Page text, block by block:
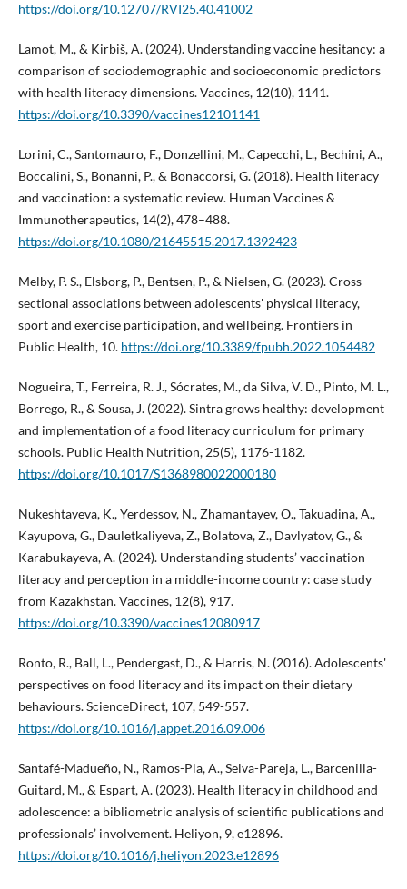
https://doi.org/10.12707/RVI25.40.41002
Lamot, M., & Kirbiš, A. (2024). Understanding vaccine hesitancy: a
comparison of sociodemographic and socioeconomic predictors
with health literacy dimensions. Vaccines, 12(10), 1141.
https://doi.org/10.3390/vaccines12101141
Lorini, C., Santomauro, F., Donzellini, M., Capecchi, L., Bechini, A.,
Boccalini, S., Bonanni, P., & Bonaccorsi, G. (2018). Health literacy
and vaccination: a systematic review. Human Vaccines &
Immunotherapeutics, 14(2), 478–488.
https://doi.org/10.1080/21645515.2017.1392423
Melby, P. S., Elsborg, P., Bentsen, P., & Nielsen, G. (2023). Cross-
sectional associations between adolescents' physical literacy,
sport and exercise participation, and wellbeing. Frontiers in
Public Health, 10. https://doi.org/10.3389/fpubh.2022.1054482
Nogueira, T., Ferreira, R. J., Sócrates, M., da Silva, V. D., Pinto, M. L.,
Borrego, R., & Sousa, J. (2022). Sintra grows healthy: development
and implementation of a food literacy curriculum for primary
schools. Public Health Nutrition, 25(5), 1176-1182.
https://doi.org/10.1017/S1368980022000180
Nukeshtayeva, K., Yerdessov, N., Zhamantayev, O., Takuadina, A.,
Kayupova, G., Dauletkaliyeva, Z., Bolatova, Z., Davlyatov, G., &
Karabukayeva, A. (2024). Understanding students’ vaccination
literacy and perception in a middle-income country: case study
from Kazakhstan. Vaccines, 12(8), 917.
https://doi.org/10.3390/vaccines12080917
Ronto, R., Ball, L., Pendergast, D., & Harris, N. (2016). Adolescents'
perspectives on food literacy and its impact on their dietary
behaviours. ScienceDirect, 107, 549-557.
https://doi.org/10.1016/j.appet.2016.09.006
Santafé-Madueño, N., Ramos-Pla, A., Selva-Pareja, L., Barcenilla-
Guitard, M., & Espart, A. (2023). Health literacy in childhood and
adolescence: a bibliometric analysis of scientific publications and
professionals’ involvement. Heliyon, 9, e12896.
https://doi.org/10.1016/j.heliyon.2023.e12896